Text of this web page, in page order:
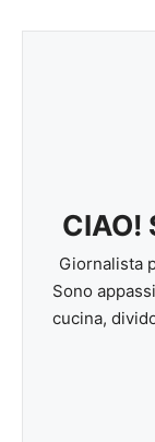
CIAO!
Giornalista
Sono
cucina,